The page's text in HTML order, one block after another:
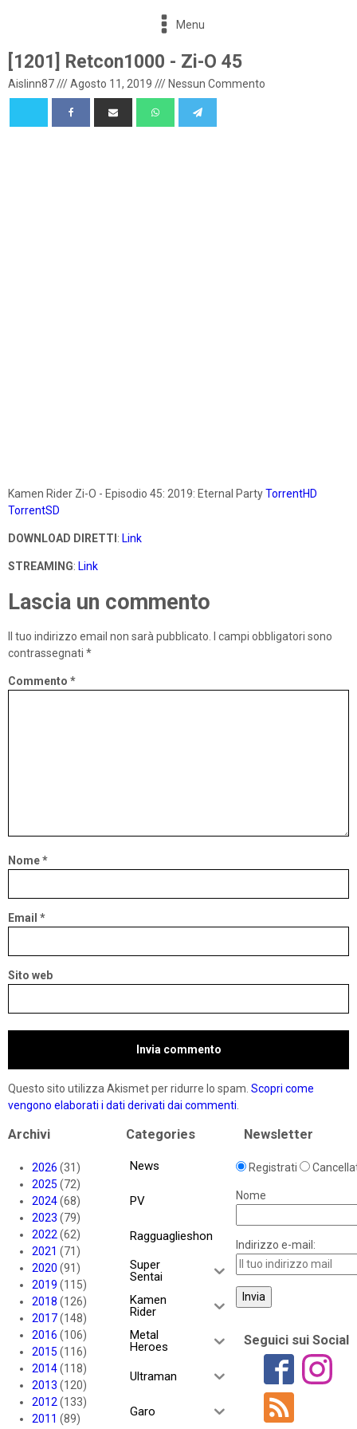
Menu
[1201] Retcon1000 - Zi-O 45
Aislinn87///Agosto 11, 2019 /// Nessun Commento
Kamen Rider Zi-O - Episodio 45: 2019: Eternal PartyTorrentHD
TorrentSD
DOWNLOAD DIRETTI : Link
STREAMING: Link
Lascia un commento
Il tuo indirizzo email non sarà pubblicato.
I campi obbligatori sono
contrassegnati *
Commento *
Nome*
Email *
Sito web
Questo sito utilizza Akismet per ridurre lo spam. Scopri come
vengono elaborati i dati derivati dai commenti.
Archivi
2026 (31)
2025 (72)
2024(68)
2023 (79)
2022(62)
2021 (71)
2020 (91)
2019 (115)
2018 (126)
2017(148)
2016 (106)
2015 (116)
2014(118)
2013 (120)
2012(133)
2011 (89)
Categories
News
PV
Ragguaglieshon
Super
Sentai
Kamen
Rider
Metal
Heroes
Ultraman
Garo
Newsletter
Registrati
Nome
Indirizzo e-mail:
Seguici sui Social